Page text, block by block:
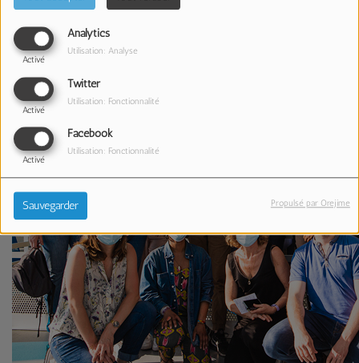
Analytics
Activé
Utilisation: Analyse
Twitter
Activé
Utilisation: Fonctionnalité
Facebook
Activé
Utilisation: Fonctionnalité
Sauvegarder Propulsé par Orejime